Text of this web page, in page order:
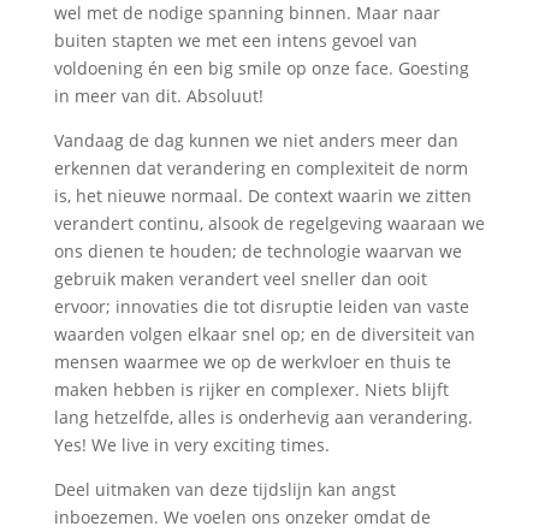
wel met de nodige spanning binnen. Maar naar
buiten stapten we met een intens gevoel van
voldoening én een big smile op onze face. Goesting
in meer van dit. Absoluut!
Vandaag de dag kunnen we niet anders meer dan
erkennen dat verandering en complexiteit de norm
is, het nieuwe normaal. De context waarin we zitten
verandert continu, alsook de regelgeving waaraan we
ons dienen te houden; de technologie waarvan we
gebruik maken verandert veel sneller dan ooit
ervoor; innovaties die tot disruptie leiden van vaste
waarden volgen elkaar snel op; en de diversiteit van
mensen waarmee we op de werkvloer en thuis te
maken hebben is rijker en complexer. Niets blijft
lang hetzelfde, alles is onderhevig aan verandering.
Yes! We live in very exciting times.
Deel uitmaken van deze tijdslijn kan angst
inboezemen. We voelen ons onzeker omdat de